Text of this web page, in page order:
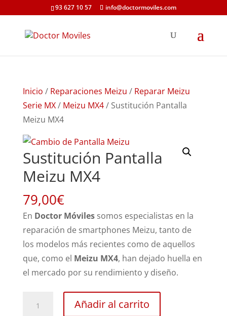
93 627 10 57 info@doctormoviles.com
Inicio / Reparaciones Meizu / Reparar Meizu
Serie MX/ Meizu MX4/ Sustitución Pantalla
Meizu MX4
Sustitución Pantalla
Meizu MX4
79,00€
En Doctor Móvilessomos especialistas en la
reparación de smartphones Meizu, tanto de
los modelos más recientes como de aquellos
que, como el Meizu MX4, han dejado huella en
el mercado por su rendimiento y diseño.
Añadir al carrito